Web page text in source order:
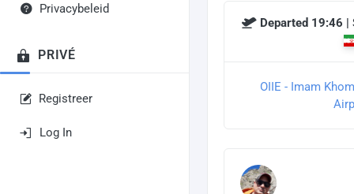
Privacybeleid
PRIVÉ
Registreer
Log In
Departed 19:46
OIIE - Imam